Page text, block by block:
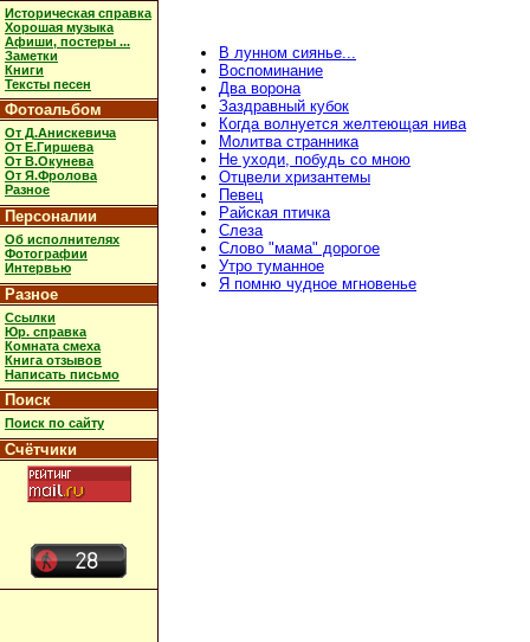
Историческая справка
Хорошая музыка
Афиши, постеры ...
Заметки
Книги
Тексты песен
Фотоальбом
От Д.Анискевича
От Е.Гиршева
От В.Окунева
От Я.Фролова
Разное
Персоналии
Об исполнителях
Фотографии
Интервью
Разное
Ссылки
Юр. справка
Комната смеха
Книга отзывов
Написать письмо
Поиск
Поиск по сайту
Счётчики
В лунном сиянье...
Воспоминание
Два ворона
Заздравный кубок
Когда волнуется желтеющая нива
Молитва странника
Не уходи, побудь со мною
Отцвели хризантемы
Певец
Райская птичка
Слеза
Слово "мама" дорогое
Утро туманное
Я помню чудное мгновенье